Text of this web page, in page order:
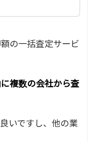
の一括査定サービ
複数の会社から査
いですし、他の業